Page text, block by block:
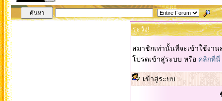
ระวัง!
สมาชิกเท่านั้นที่จะเข้าใช้งา
โปรดเข้าสู่ระบบ หรือ คลิกที่นี่
เข้าสู่ระบบ